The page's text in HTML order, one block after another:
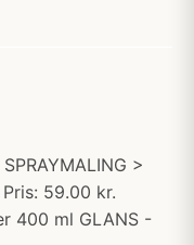
>
Pris: 59.00 kr.
400 ml GLANS -